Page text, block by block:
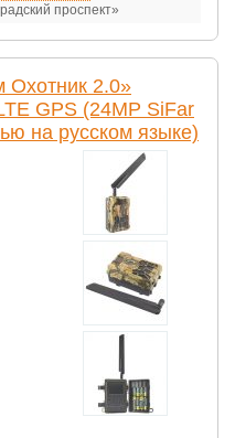
проспект»
Охотник 2.0»
GPS (24MP SiFar
на русском языке)